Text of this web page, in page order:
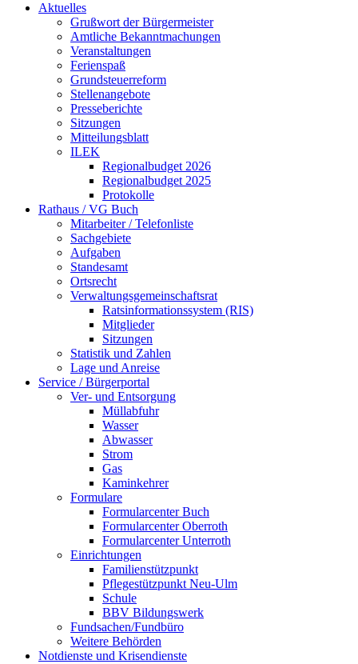
Aktuelles
Grußwort der Bürgermeister
Amtliche Bekanntmachungen
Veranstaltungen
Ferienspaß
Grundsteuerreform
Stellenangebote
Presseberichte
Sitzungen
Mitteilungsblatt
ILEK
Regionalbudget 2026
Regionalbudget 2025
Protokolle
Rathaus / VG Buch
Mitarbeiter / Telefonliste
Sachgebiete
Aufgaben
Standesamt
Ortsrecht
Verwaltungsgemeinschaftsrat
Ratsinformationssystem (RIS)
Mitglieder
Sitzungen
Statistik und Zahlen
Lage und Anreise
Service / Bürgerportal
Ver- und Entsorgung
Müllabfuhr
Wasser
Abwasser
Strom
Gas
Kaminkehrer
Formulare
Formularcenter Buch
Formularcenter Oberroth
Formularcenter Unterroth
Einrichtungen
Familienstützpunkt
Pflegestützpunkt Neu-Ulm
Schule
BBV Bildungswerk
Fundsachen/Fundbüro
Weitere Behörden
Notdienste und Krisendienste